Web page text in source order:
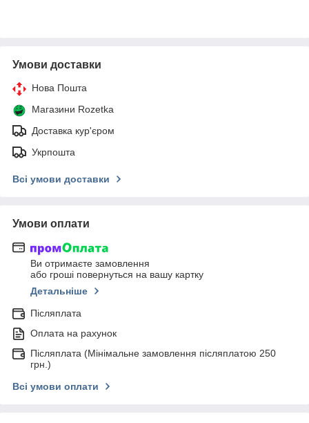
Умови доставки
Нова Пошта
Магазини Rozetka
Доставка кур'єром
Укрпошта
Всі умови доставки
Умови оплати
Ви отримаєте замовлення
або гроші повернуться на вашу картку
Детальніше
Післяплата
Оплата на рахунок
Післяплата (Мінімальне замовлення післяплатою 250
грн.)
Всі умови оплати